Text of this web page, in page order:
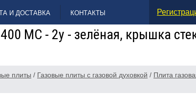
И ДОСТАВКА КОНТАКТЫ
МС - 2у - зелёная, крышка
плиты / Газовые плиты с газовой духовкой / Плита